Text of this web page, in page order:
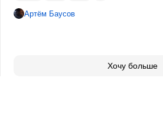
Артём Баусов
Хочу больше